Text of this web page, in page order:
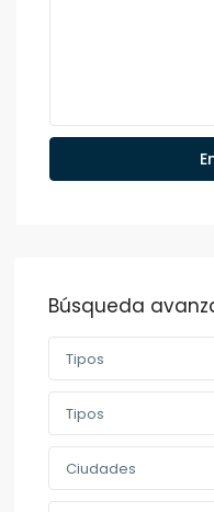
Búsqueda
Tipos
Tipos
Ciudades